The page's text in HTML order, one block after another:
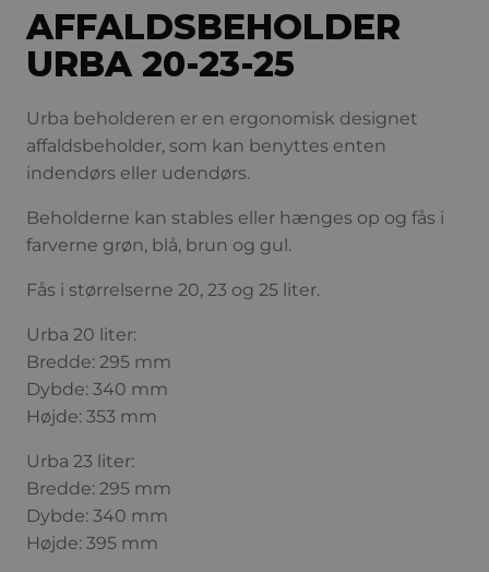
AFFALDSBEHOLDER
URBA 20-23-25
Urba beholderen er en ergonomisk designet
affaldsbeholder, som kan benyttes enten
indendørs eller udendørs.
Beholderne kan stables eller hænges op og fås i
farverne grøn, blå, brun og gul.
Fås i størrelserne 20, 23 og 25 liter.
Urba 20 liter:
Bredde: 295 mm
Dybde: 340 mm
Højde: 353 mm
Urba 23 liter:
Bredde: 295 mm
Dybde: 340 mm
Højde: 395 mm